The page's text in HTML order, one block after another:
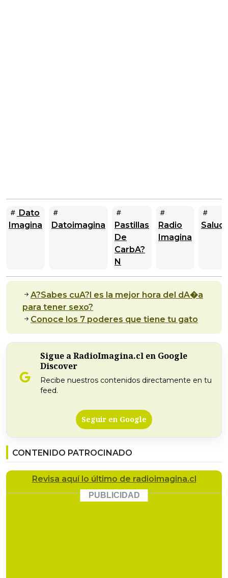
Dato
Imagina
Datoimagina
Pastillas
De
CarbA?
N
Radio
Imagina
Salud
A?Sabes cuA?l es la mejor hora del dA�a
para tener sexo?
Conoce los 7 poderes que tiene tu gato
Sigue a RadioImagina.cl en Google
Discover
Recibe nuestros contenidos directamente en tu
feed.
Seguir en Google
CONTENIDO PATROCINADO
Revisa aquí lo último de radioimagina.cl